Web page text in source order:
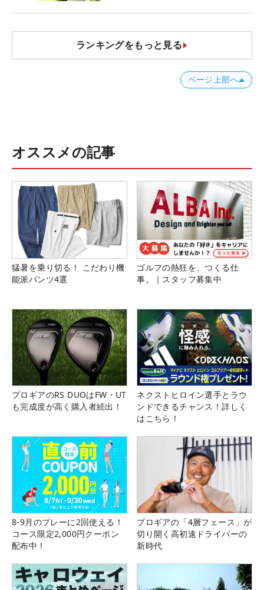
ランキングをもっと見る
ページ上部へ
オススメの記事
猛暑を乗り切る！ こだわり機
能派パンツ4選
ゴルフの熱狂を、つくる仕
事。｜スタッフ募集中
プロギアのRS DUOはFW・UT
も完成度が高く購入者続出！
ネクストヒロイン選手とラウ
ンドできるチャンス！詳しく
はこちら！
8-9月のプレーに2回使える！
コース限定2,000円クーポン
配布中！
プロギアの「4層フェース」が
切り開く高初速ドライバーの
新時代